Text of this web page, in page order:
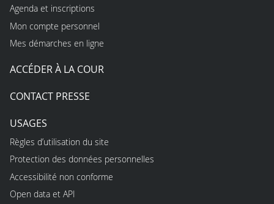
Agenda et inscriptions
Mon compte personnel
Mes démarches en ligne
ACCÉDER À LA COUR
CONTACT PRESSE
USAGES
Règles d’utilisation du site
Protection des données personnelles
Accessibilité non conforme
Open data et API